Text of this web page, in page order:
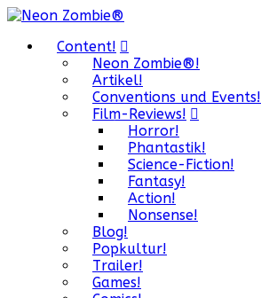
Content!
Neon Zombie®!
Artikel!
Conventions und Events!
Film-Reviews!
Horror!
Phantastik!
Science-Fiction!
Fantasy!
Action!
Nonsense!
Blog!
Popkultur!
Trailer!
Games!